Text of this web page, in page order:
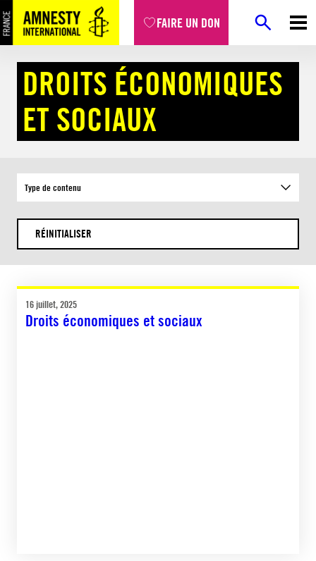
FAIRE UN DON
Aller
au
contenu
Droits économiques et sociaux
DROITS ÉCONOMIQUES
ET SOCIAUX
Type de contenu
RÉINITIALISER
16 juillet, 2025
Droits économiques et sociaux